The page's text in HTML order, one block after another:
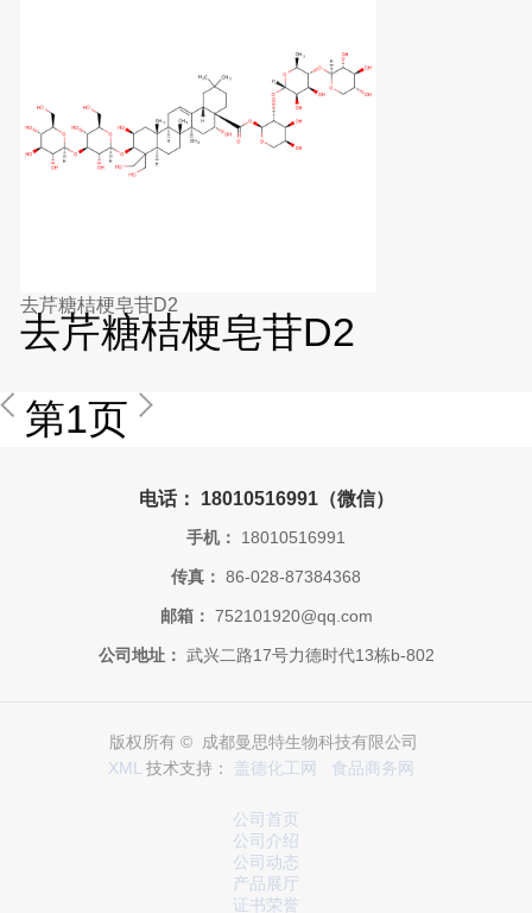
去芹糖桔梗皂苷D2
去芹糖桔梗皂苷D2
第1页
电话： 18010516991（微信）
手机： 18010516991
传真： 86-028-87384368
邮箱： 752101920@qq.com
公司地址： 武兴二路17号力德时代13栋b-802
版权所有 © 成都曼思特生物科技有限公司
XML 技术支持： 盖德化工网 食品商务网
公司首页
公司介绍
公司动态
产品展厅
证书荣誉